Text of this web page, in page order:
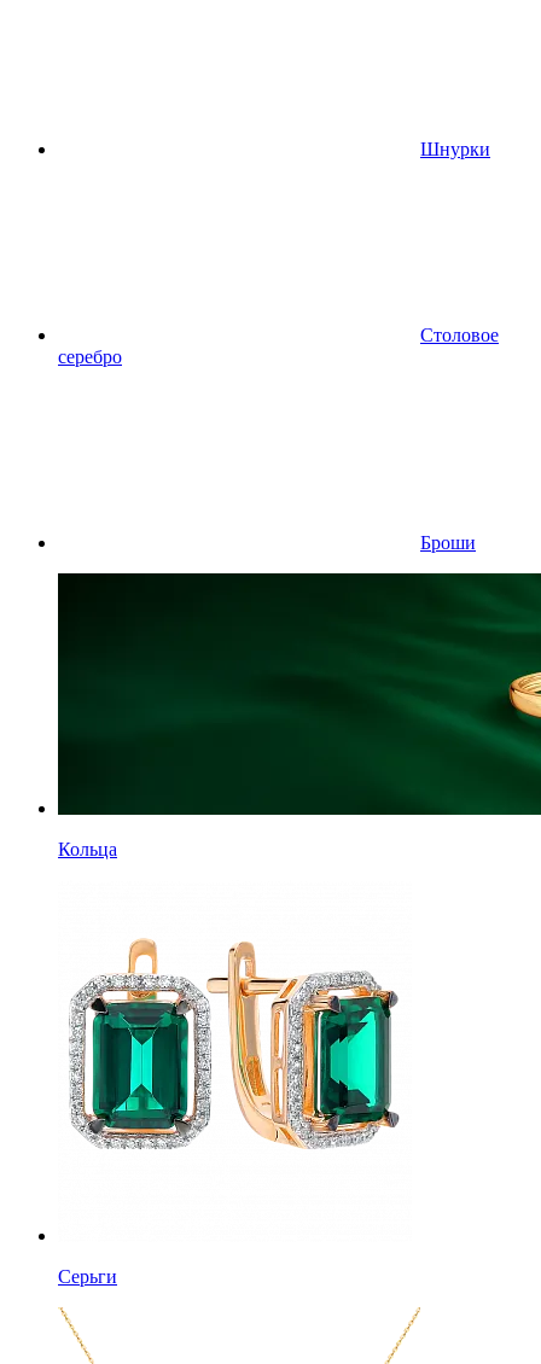
Шнурки
Столовое
серебро
Броши
Кольца
Серьги